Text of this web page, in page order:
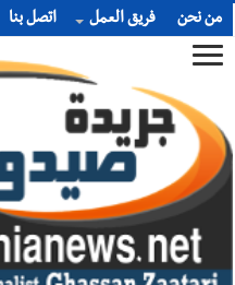
من نحن فريق العمل اتصل بنا